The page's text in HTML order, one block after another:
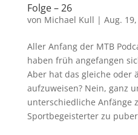
Folge – 26
von Michael Kull | Aug.
Aller Anfang der MTB
haben früh angefangen
Aber hat das gleiche oder
aufzuweisen? Nein, ganz
unterschiedliche Anfänge
Sportbegeisterter zu